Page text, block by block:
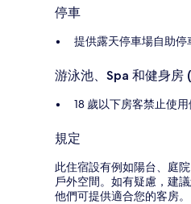
停車
提供露天停車場自助停
游泳池、Spa 和健身房
18 歲以下房客禁止使
規定
此住宿設有例如陽台、庭
戶外空間。如有疑慮，建
他們可提供適合您的客房。